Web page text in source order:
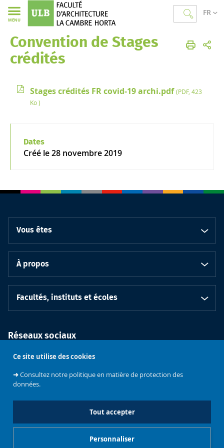
Ce site utilise des cookies
➜Consultez notre politique en matière de protection des
données.
Tout accepter
Personnaliser
FR
MENU
Faculté d'Architecture La Cambre Horta
Convention de Stages
crédités
Stages crédités FR covid-19 archi.pdf(PDF, 423
Ko )
Dates
Créé le28 novembre 2019
Vous êtes
À propos
Facultés, instituts et écoles
Réseaux sociaux
l'Université
Bruxelles Contacts Emploi